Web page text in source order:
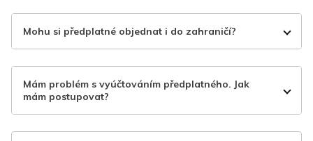
Mohu si předplatné objednat i do zahraničí?
Mám problém s vyúčtováním předplatného. Jak
mám postupovat?